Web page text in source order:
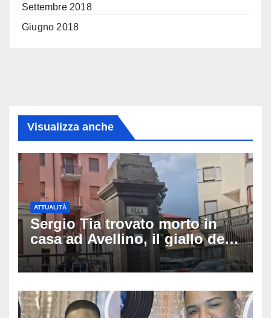
Settembre 2018
Giugno 2018
Visualizza anche
ATTUALITÀ
Sergio Tia trovato morto in
casa ad Avellino, il giallo della
porta socchiusa: disposta
l’autopsia